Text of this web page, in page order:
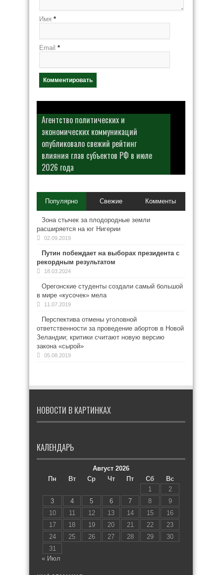
Имя *
Email *
Агентство политических и
экономических коммуникаций
опубликовало свежий рейтинг
влияния глав субъектов РФ в июле
2026 года
Популярно Свежие Комменты
Зона стычек за плодородные земли
расширяется на юг Нигерии
02.09.2019
Путин побеждает на выборах президента с
рекордным результатом
18.03.2024
Орегонские студенты создали самый большой
в мире «кусочек» мела
11.07.2019
Перспектива отмены уголовной
ответственности за проведение абортов в Новой
Зеландии; критики считают новую версию
закона «сырой»
05.08.2019
НОВОСТИ В КАРТИНКАХ
КАЛЕНДАРЬ
Август 2026
Пн
Вт Ср Чт Пт Сб
Вс
1
2
3
4 5 6 7 8
9
10
11 12 13 14 15
16
17
18 19 20 21 22
23
24
25 26 27 28 29
30
31
« Июл